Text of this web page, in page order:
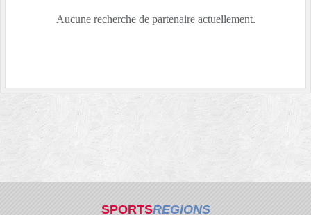
Aucune recherche de partenaire actuellement.
SPORTSREGIONS